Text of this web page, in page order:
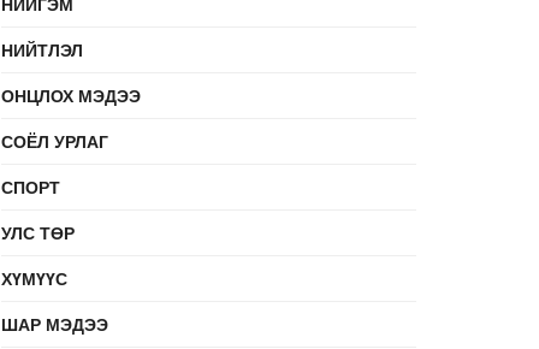
НИЙТЛЭЛ
ОНЦЛОХ МЭДЭЭ
СОЁЛ УРЛАГ
СПОРТ
УЛС ТӨР
ХҮМҮҮС
ШАР МЭДЭЭ